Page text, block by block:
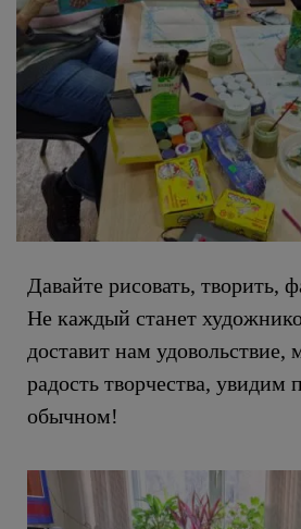
Давайте рисовать, творить,
Не каждый станет
доставит нам удовольствие,
радость творчества, увидим
обычном!